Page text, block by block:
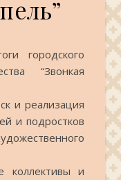
“Звонкая
и реализация
и подростков
коллективы и